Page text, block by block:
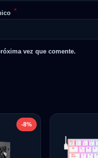
*
vez que comente.
-8%